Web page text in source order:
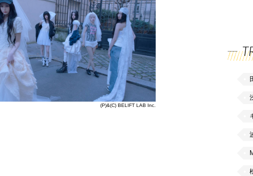
(P)&(C) BELIFT LAB Inc.